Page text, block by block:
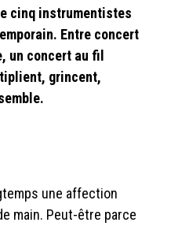
cinq instrumentistes
Entre concert
un concert au fil
grincent,
une affection
main. Peut-être parce